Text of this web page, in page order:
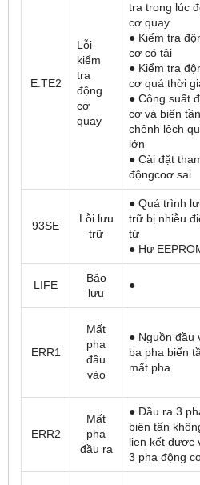
E.TE2
Lỗi
kiểm
tra
động
cơ
quay
tra trong lúc
cơ quay
● Kiểm tra
cơ có tải
● Kiểm tra
cơ quá thời
● Công suất
cơ và biến tần
chênh lệch
lớn
● Cài đặt
độngcoơ sai
93SE
Lỗi lưu
trữ
● Quá trình
trữ bị nhiễu
từ
● Hư
LIFE
Bảo
lưu
●
ERR1
Mất
pha
đầu
vào
● Nguồn đầu
ba pha biến
mất pha
ERR2
Mất
pha
đầu ra
● Đầu ra 3
biên tấn
lien kết được
3 pha động